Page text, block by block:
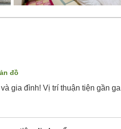
đồ
gia đình! Vị trí thuận tiện gần